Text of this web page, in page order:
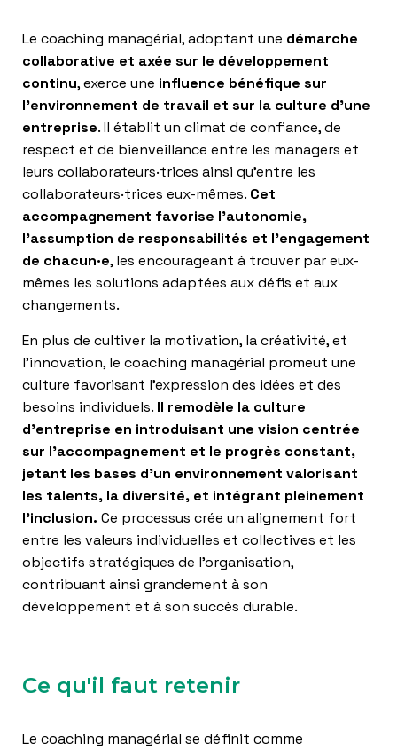
Le coaching managérial, adoptant une démarche
collaborative et axée sur le développement
continu, exerce une influence bénéfique sur
l’environnement de travail et sur la culture d’une
entreprise. Il établit un climat de confiance, de
respect et de bienveillance entre les managers et
leurs collaborateurs·trices ainsi qu’entre les
collaborateurs·trices eux-mêmes. Cet
accompagnement favorise l’autonomie,
l’assumption de responsabilités et l’engagement
de chacun·e, les encourageant à trouver par eux-
mêmes les solutions adaptées aux défis et aux
changements.
En plus de cultiver la motivation, la créativité, et
l’innovation, le coaching managérial promeut une
culture favorisant l’expression des idées et des
besoins individuels. Il remodèle la culture
d’entreprise en introduisant une vision centrée
sur l’accompagnement et le progrès constant,
jetant les bases d’un environnement valorisant
les talents, la diversité, et intégrant pleinement
l’inclusion. Ce processus crée un alignement fort
entre les valeurs individuelles et collectives et les
objectifs stratégiques de l’organisation,
contribuant ainsi grandement à son
développement et à son succès durable.
Ce qu'il faut retenir
Le coaching managérial se définit comme